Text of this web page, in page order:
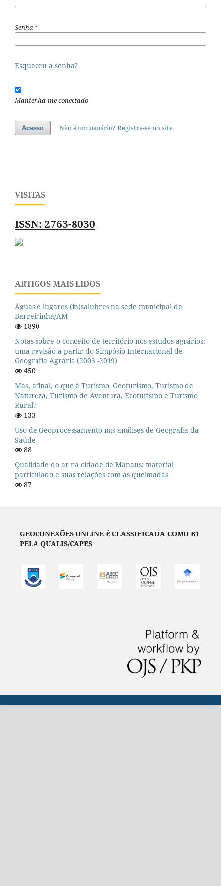
Senha *
Esqueceu a senha?
Mantenha-me conectado
Acesso Não é um usuário? Registre-se no site
VISITAS
ISSN: 2763-8030
ARTIGOS MAIS LIDOS
Águas e lugares (in)salubres na sede municipal de
Barreirinha/AM
1890
Notas sobre o conceito de território nos estudos agrários:
uma revisão a partir do Simpósio Internacional de
Geografia Agrária (2003 -2019)
450
Mas, afinal, o que é Turismo, Geoturismo, Turismo de
Natureza, Turismo de Aventura, Ecoturismo e Turismo
Rural?
133
Uso de Geoprocessamento nas análises de Geografia da
Saúde
88
Qualidade do ar na cidade de Manaus: material
particulado e suas relações com as queimadas
87
GEOCONEXÕES ONLINE É CLASSIFICADA COMO B1
PELA QUALIS/CAPES